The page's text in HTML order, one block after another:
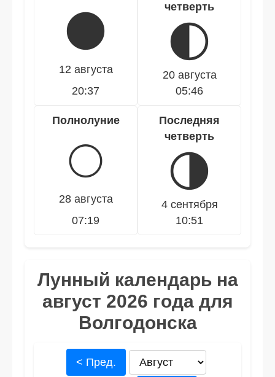
🌑
12 августа
20:37
четверть
🌓
20 августа
05:46
Полнолуние
🌕
28 августа
07:19
Последняя
четверть
🌗
4 сентября
10:51
Лунный календарь на
август 2026 года для
Волгодонска
< Пред.